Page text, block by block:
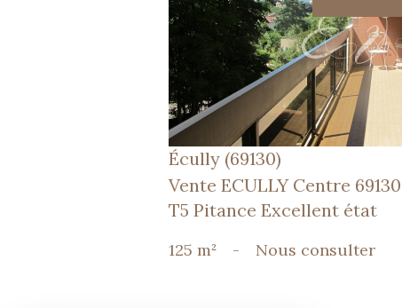
voir le bien
Écully (69130)
Vente ECULLY Centre
T5 Pitance Excellent état
125 m² - Nous consulter